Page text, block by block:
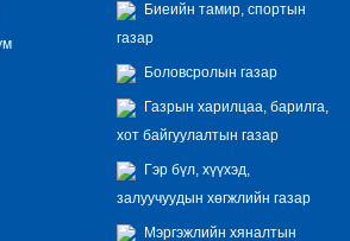
Биеийн тамир, спортын
газар
Боловсролын газар
Газрын харилцаа, барилга,
хот байгуулалтын газар
Гэр бүл, хүүхэд,
залуучуудын хөгжлийн газар
Мэргэжлийн хяналтын